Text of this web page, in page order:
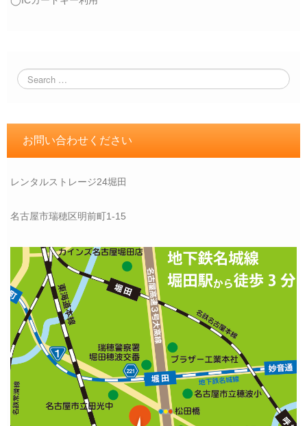
お問い合わせください
レンタルストレージ24堀田
名古屋市瑞穂区明前町1-15